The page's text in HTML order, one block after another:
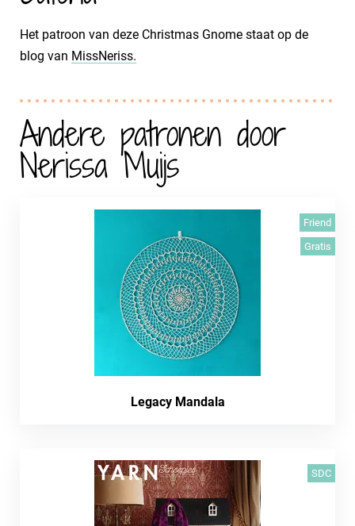
Het patroon van deze Christmas Gnome staat op de
blog van MissNeriss.
Andere patronen door
Nerissa Muijs
Friend
Gratis
Legacy Mandala
SDC